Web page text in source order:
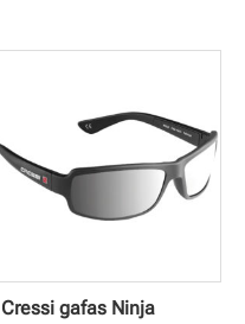
Cressi gafas Ninja